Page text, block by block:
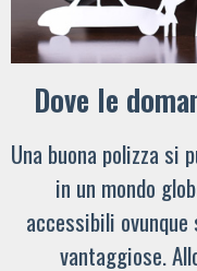
Dove le
Una buona polizza si
in un mondo
accessibili
vantaggiose.